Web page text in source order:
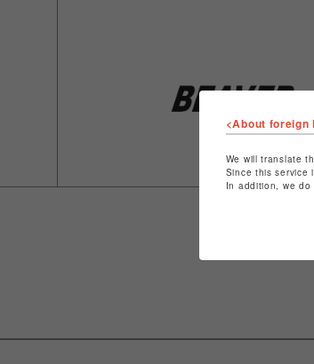
<About foreign
We will translate
Since this service
In addition, we